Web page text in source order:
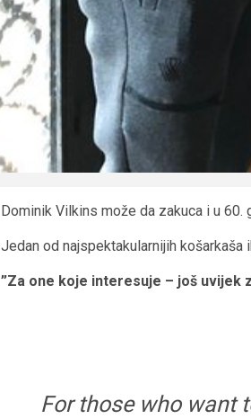
Dominik Vilkins može da zakuca i u 60.
Jedan od najspektakularnijih
”Za one koje interesuje – još uvijek
For those who want